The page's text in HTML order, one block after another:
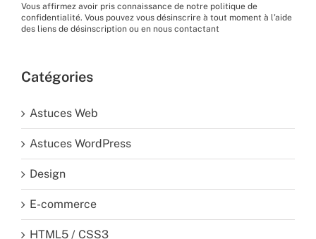
Vous affirmez avoir pris connaissance de notre politique de
confidentialité. Vous pouvez vous désinscrire à tout moment à l’aide
des liens de désinscription ou en nous contactant
Catégories
Astuces Web
Astuces WordPress
Design
E-commerce
HTML5 / CSS3